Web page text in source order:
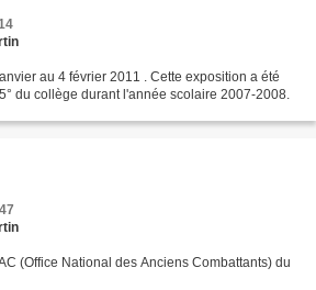
au 4 février 2011 . Cette exposition a été
du collège durant l'année scolaire 2007-2008.
(Office National des Anciens Combattants) du